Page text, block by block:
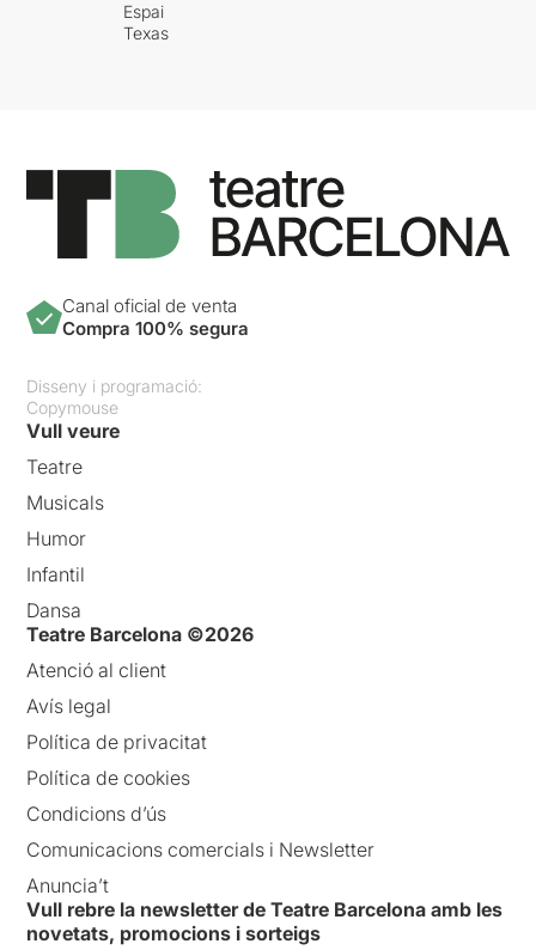
Espai
Texas
Canal oficial de venta
Compra 100% segura
Disseny i programació:
Copymouse
Vull veure
Teatre
Musicals
Humor
Infantil
Dansa
Teatre Barcelona ©2026
Atenció al client
Avís legal
Política de privacitat
Política de cookies
Condicions d’ús
Comunicacions comercials i Newsletter
Anuncia’t
Vull rebre la newsletter de Teatre Barcelona amb les
novetats, promocions i sorteigs